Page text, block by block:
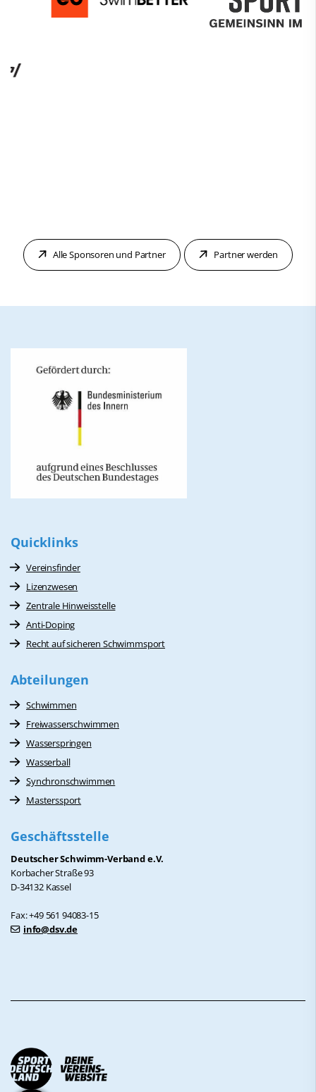
Alle Sponsoren und Partner Partner werden
Quicklinks
Vereinsfinder
Lizenzwesen
Zentrale Hinweisstelle
Anti-Doping
Recht auf sicheren Schwimmsport
Abteilungen
Schwimmen
Freiwasserschwimmen
Wasserspringen
Wasserball
Synchronschwimmen
Masterssport
Geschäftsstelle
Deutscher Schwimm-Verband e.V.
Korbacher Straße 93
D-34132 Kassel
Fax: +49 561 94083-15
info@dsv.de